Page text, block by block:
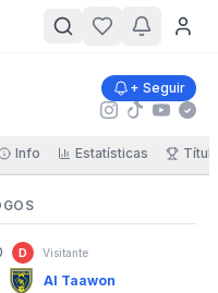
+ Seguir
Info Estatísticas
D Visitante
Al Taawon